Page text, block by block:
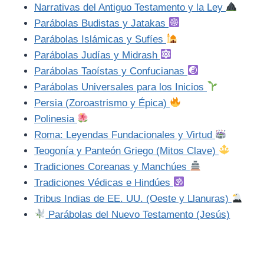
Narrativas del Antiguo Testamento y la Ley
Parábolas Budistas y Jatakas
Parábolas Islámicas y Sufíes
Parábolas Judías y Midrash
Parábolas Taoístas y Confucianas
Parábolas Universales para los Inicios
Persia (Zoroastrismo y Épica)
Polinesia
Roma: Leyendas Fundacionales y Virtud
Teogonía y Panteón Griego (Mitos Clave)
Tradiciones Coreanas y Manchúes
Tradiciones Védicas e Hindúes
Tribus Indias de EE. UU. (Oeste y Llanuras)
Parábolas del Nuevo Testamento (Jesús)